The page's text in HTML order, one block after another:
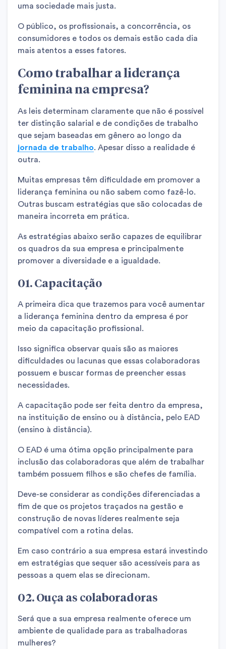
uma sociedade mais justa.
O público, os profissionais, a concorrência, os
consumidores e todos os demais estão cada dia
mais atentos a esses fatores.
Como trabalhar a liderança
feminina na empresa?
As leis determinam claramente que não é possível
ter distinção salarial e de condições de trabalho
que sejam baseadas em gênero ao longo da
jornada de trabalho. Apesar disso a realidade é
outra.
Muitas empresas têm dificuldade em promover a
liderança feminina ou não sabem como fazê-lo.
Outras buscam estratégias que são colocadas de
maneira incorreta em prática.
As estratégias abaixo serão capazes de equilibrar
os quadros da sua empresa e principalmente
promover a diversidade e a igualdade.
01. Capacitação
A primeira dica que trazemos para você aumentar
a liderança feminina dentro da empresa é por
meio da capacitação profissional.
Isso significa observar quais são as maiores
dificuldades ou lacunas que essas colaboradoras
possuem e buscar formas de preencher essas
necessidades.
A capacitação pode ser feita dentro da empresa,
na instituição de ensino ou à distância, pelo EAD
(ensino à distância).
O EAD é uma ótima opção principalmente para
inclusão das colaboradoras que além de trabalhar
também possuem filhos e são chefes de família.
Deve-se considerar as condições diferenciadas a
fim de que os projetos traçados na gestão e
construção de novas líderes realmente seja
compatível com a rotina delas.
Em caso contrário a sua empresa estará investindo
em estratégias que sequer são acessíveis para as
pessoas a quem elas se direcionam.
02. Ouça as colaboradoras
Será que a sua empresa realmente oferece um
ambiente de qualidade para as trabalhadoras
mulheres?